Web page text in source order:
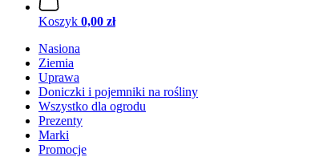
Koszyk 0,00 zł
Nasiona
Ziemia
Uprawa
Doniczki i pojemniki na rośliny
Wszystko dla ogrodu
Prezenty
Marki
Promocje